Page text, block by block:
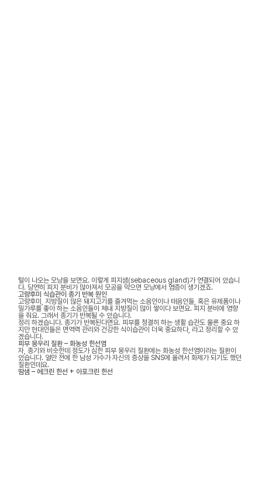
털이 나오는 모낭을 보면요. 이렇게 피지샘(sebaceous gland)가 연결되어 있습니
다. 당연히 피지 분비가 많아져서 모공을 막으면 모낭에서 염증이 생기겠죠.
고량후미 식습관이 종기 반복 원인
고량후미, 지방질이 많은 돼지고기를 즐겨먹는 소음인이나 태음인들, 혹은 유제품이나
밀가루를 좋아 하는 소음인들이 체내 지방질이 많이 쌓이다 보면요. 피지 분비에 영향
을 줘요. 그래서 종기가 반복될 수 있습니다.
정리 하겠습니다. 종기가 반복된다면요. 피부를 청결히 하는 생활 습관도 물론 중요 하
지만 현대인들은 면역력 관리와 건강한 식이습관이 더욱 중요하다, 라고 정리할 수 있
겠습니다.
피부 몽우리 질환 – 화농성 한선염
자, 종기와 비슷한데 정도가 심한 피부 몽우리 질환에는 화농성 한선염이라는 질환이
있습니다. 얼만 전에 한 남성 가수가 자신의 증상을 SNS에 올려서 화제가 되기도 했던
질환인데요.
땀샘 – 에크린 한선 + 아포크린 한선